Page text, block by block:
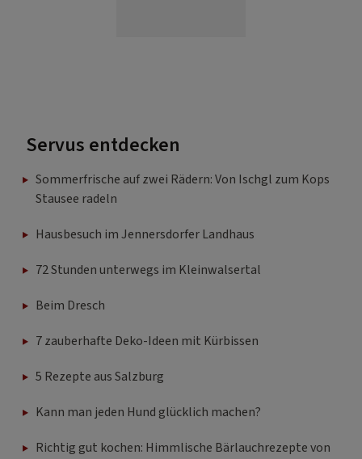
Servus entdecken
Sommerfrische auf zwei Rädern: Von Ischgl zum Kops
Stausee radeln
Hausbesuch im Jennersdorfer Landhaus
72 Stunden unterwegs im Kleinwalsertal
Beim Dresch
7 zauberhafte Deko-Ideen mit Kürbissen
5 Rezepte aus Salzburg
Kann man jeden Hund glücklich machen?
Richtig gut kochen: Himmlische Bärlauchrezepte von